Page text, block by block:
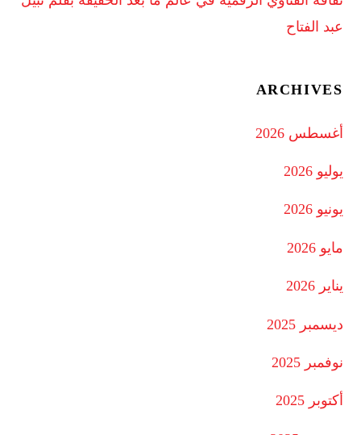
عبد الفتاح
ARCHIVES
أغسطس 2026
يوليو 2026
يونيو 2026
مايو 2026
يناير 2026
ديسمبر 2025
نوفمبر 2025
أكتوبر 2025